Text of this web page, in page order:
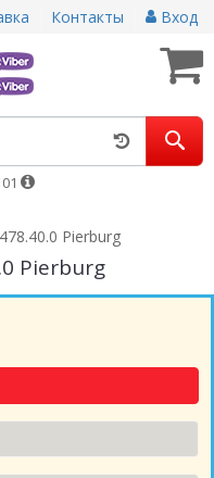
Контакты Вход
Pierburg
Pierburg